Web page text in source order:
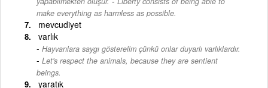
make everything as harmless as possible.
mevcudiyet
varlık
Hayvanlara saygı gösterelim çünkü onlar duyarlı varlıklardır.
- Let's respect the animals, because they are sentient
beings.
yaratık